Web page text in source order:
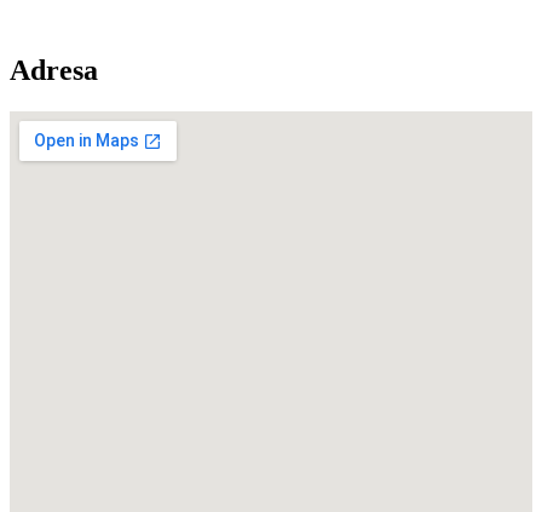
Adresa